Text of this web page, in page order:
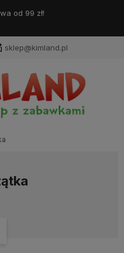
od 99 zł!
sklep@kimland.pl